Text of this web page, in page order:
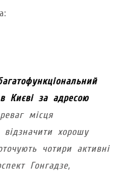
Києві за адресою
місця
хорошу
чотири активні
Гонгадзе,